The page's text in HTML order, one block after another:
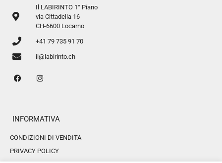
Il LABIRINTO 1° Piano
via Cittadella 16
CH-6600 Locarno
+41 79 735 91 70
il@labirinto.ch
INFORMATIVA
CONDIZIONI DI VENDITA
PRIVACY POLICY